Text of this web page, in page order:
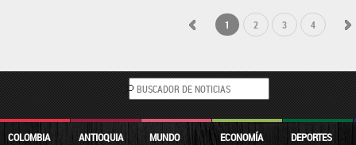
1 2 3 4
COLOMBIA ANTIOQUIA MUNDO ECONOMÍA DEPORTES